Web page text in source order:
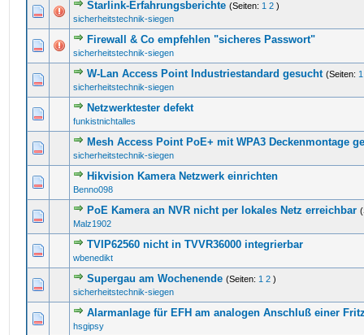
Starlink-Erfahrungsberichte (Seiten: 1 2 )
sicherheitstechnik-siegen
0 Bewertung(en) - 0 von 5 durchschnittlich
12 345
Firewall & Co empfehlen "sicheres Passwort"
sicherheitstechnik-siegen
0 Bewertung(en) - 0 von 5 durchschnittlich
12 345
W-Lan Access Point Industriestandard gesucht (Seiten: 1
sicherheitstechnik-siegen
0 Bewertung(en) - 0 von 5 durchschnittlich
12345
Netzwerktester defekt
funkistnichtalles
0 Bewertung(en) - 0 von 5 durchschnittlich
12345
Mesh Access Point PoE+ mit WPA3 Deckenmontage
sicherheitstechnik-siegen
0 Bewertung(en) - 0 von 5 durchschnittlich
12345
Hikvision Kamera Netzwerk einrichten
Benno098
0 Bewertung(en) - 0 von 5 durchschnittlich
12345
PoE Kamera an NVR nicht per lokales Netz erreichbar
Malz1902
0 Bewertung(en) - 0 von 5 durchschnittlich
1234 5
TVIP62560 nicht in TVVR36000 integrierbar
wbenedikt
0 Bewertung(en) - 0 von 5 durchschnittlich
12345
Supergau am Wochenende (Seiten: 1 2 )
sicherheitstechnik-siegen
0 Bewertung(en) - 0 von 5 durchschnittlich
12 345
Alarmanlage für EFH am analogen Anschluß einer
hsgipsy
0 Bewertung(en) - 0 von 5 durchschnittlich
1234 5